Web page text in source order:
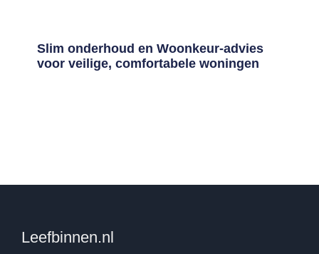
Slim onderhoud en Woonkeur-advies
voor veilige, comfortabele woningen
Leefbinnen.nl